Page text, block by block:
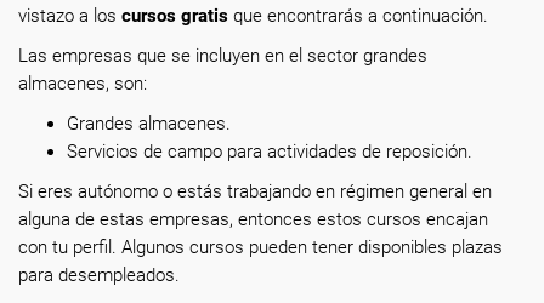
vistazo a los cursos gratis que encontrarás a continuación.
Las empresas que se incluyen en el sector grandes
almacenes, son:
Grandes almacenes.
Servicios de campo para actividades de reposición.
Si eres autónomo o estás trabajando en régimen general en
alguna de estas empresas, entonces estos cursos encajan
con tu perfil. Algunos cursos pueden tener disponibles plazas
para desempleados.